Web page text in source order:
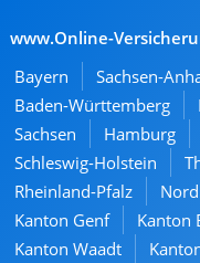
www.Online-
Bayern
Sachsen-
Baden-Württemberg
Sachsen
Hamburg
Schleswig-Holstein
Rheinland-Pfalz
Kanton Genf
Kanton
Kanton Waadt